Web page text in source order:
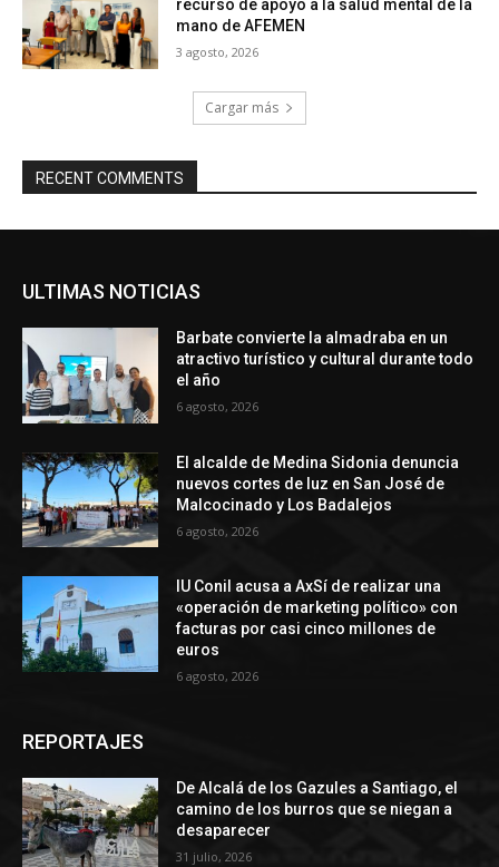
recurso de apoyo a la salud mental de la
mano de AFEMEN
3 agosto, 2026
Cargar más
RECENT COMMENTS
ULTIMAS NOTICIAS
Barbate convierte la almadraba en un
atractivo turístico y cultural durante todo
el año
6 agosto, 2026
El alcalde de Medina Sidonia denuncia
nuevos cortes de luz en San José de
Malcocinado y Los Badalejos
6 agosto, 2026
IU Conil acusa a AxSí de realizar una
«operación de marketing político» con
facturas por casi cinco millones de
euros
6 agosto, 2026
REPORTAJES
De Alcalá de los Gazules a Santiago, el
camino de los burros que se niegan a
desaparecer
31 julio, 2026